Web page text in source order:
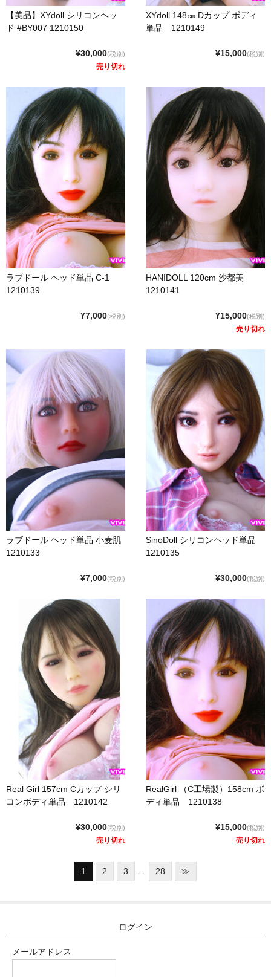
ベルドール東京
パーフェクトボディ
AXB DOLL
NF DOLL
Lexenjoy
SM Doll
Qita Doll
POdoll
HANI DOLL
CRYSTAL DOLL
Junda Angel JP
qmmy
Banidoll
PIEDOLL
リップロップ
下半身
木偶の坊
A-ONE
身長選択
110cm～130cm
135cm～150cm
155cm～160cm
170cm以上
ヘッド
トルソー
下半身ドール
スタイル
ロリ系
小麦肌
外国人
【美品】XYdoll シリコンヘッ
ド #BY007 1210150
¥30,000(税別)
売り切れ
XYdoll 148㎝ Dカップ ボディ
単品 1210149
¥15,000(税別)
ラブドール ヘッド単品 C-1
1210139
¥7,000(税別)
HANIDOLL 120cm 沙都美
1210141
¥15,000(税別)
売り切れ
ラブドール ヘッド単品 小麦肌
1210133
¥7,000(税別)
SinoDoll シリコンヘッド単品
1210135
¥30,000(税別)
Real Girl 157cm Cカップ シリ
コンボディ単品 1210142
¥30,000(税別)
売り切れ
RealGirl （C工場製）158cm ボ
ディ単品 1210138
¥15,000(税別)
売り切れ
1 2 3 28 ≫
ログイン
メールアドレス